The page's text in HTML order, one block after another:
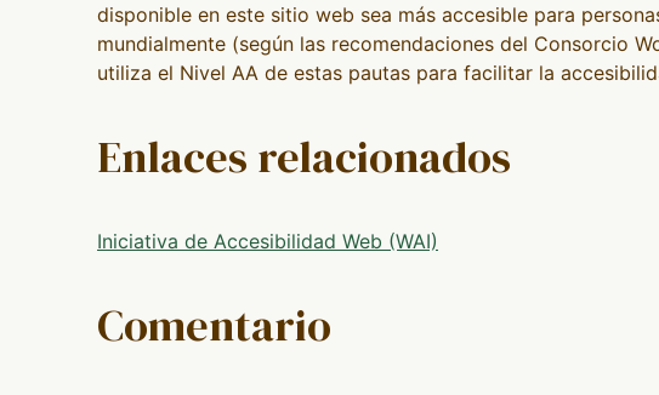
disponible en este sitio web sea más accesible para
mundialmente (según las recomendaciones del Consorcio
utiliza el Nivel AA de estas pautas para facilitar la
Enlaces relacionados
Iniciativa de Accesibilidad Web (WAI)
Comentario